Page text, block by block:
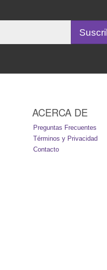
ACERCA DE
Preguntas Frecuentes
Términos y Privacidad
Contacto